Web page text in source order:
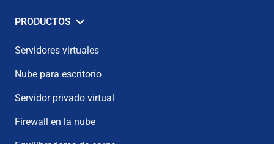
PRODUCTOS
Servidores virtuales
Nube para escritorio
Servidor privado virtual
Firewall en la nube